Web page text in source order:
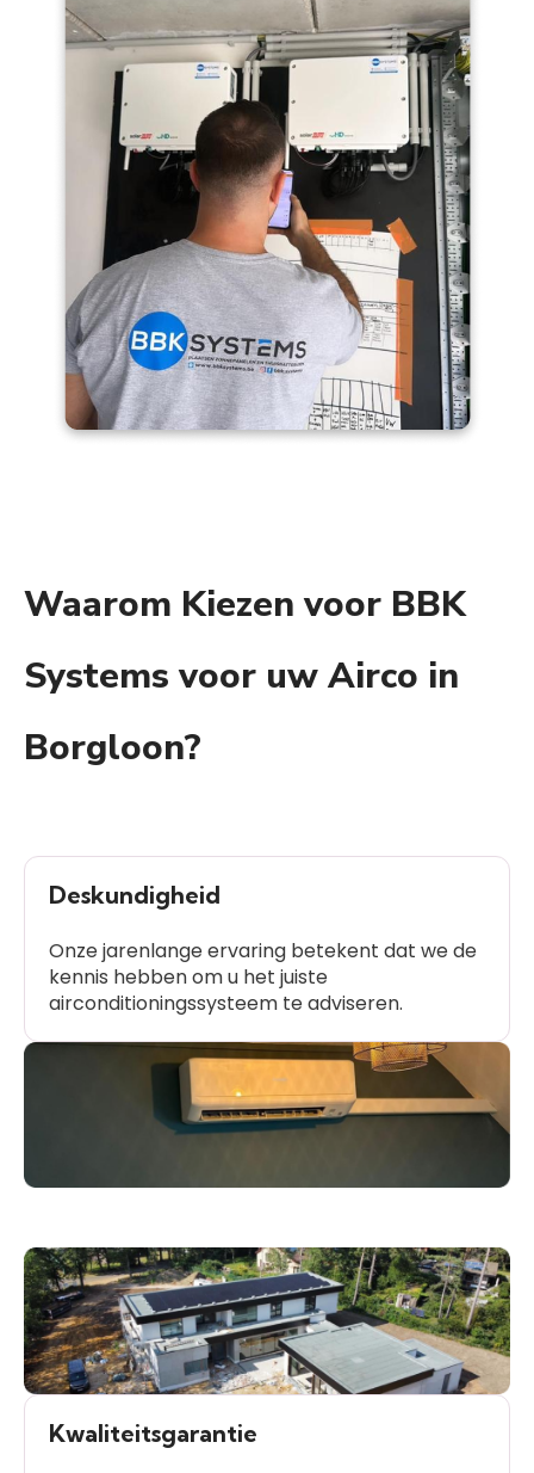
Waarom Kiezen voor BBK
Systems voor uw Airco in
Borgloon?
Deskundigheid
Onze jarenlange ervaring betekent dat we de
kennis hebben om u het juiste
airconditioningssysteem te adviseren.
Kwaliteitsgarantie